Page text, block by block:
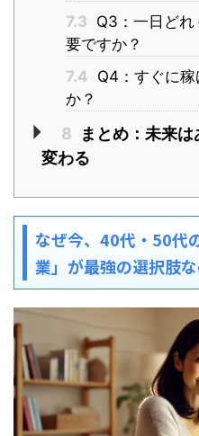
7.3 Q3：一日ど
要ですか？
7.4 Q4：すぐに
か？
8
まとめ：未来
変わる
なぜ今、40代・50代
業」が最強の選択肢